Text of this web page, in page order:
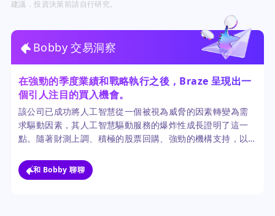
建議，投資決策前請自行研究。
Bobby 交易洞察
在強勁的季度業績和戰略執行之後，Braze 呈現出一
個引人注目的買入機會。
該公司已成功將人工智慧從一個被視為威脅的因素轉變為需
求驅動因素，其人工智慧驅動服務的爆炸性成長證明了這一
點。隨著財測上調、積極的股票回購、強勁的機構支持，以
已然清晰。
和 Bobby 聊聊